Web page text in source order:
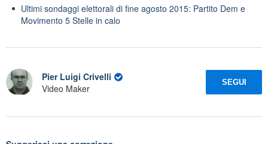
Ultimi sondaggi elettorali di fine agosto 2015: Partito Dem e
Movimento 5 Stelle in calo
Pier Luigi Crivelli
Video Maker
SEGUI